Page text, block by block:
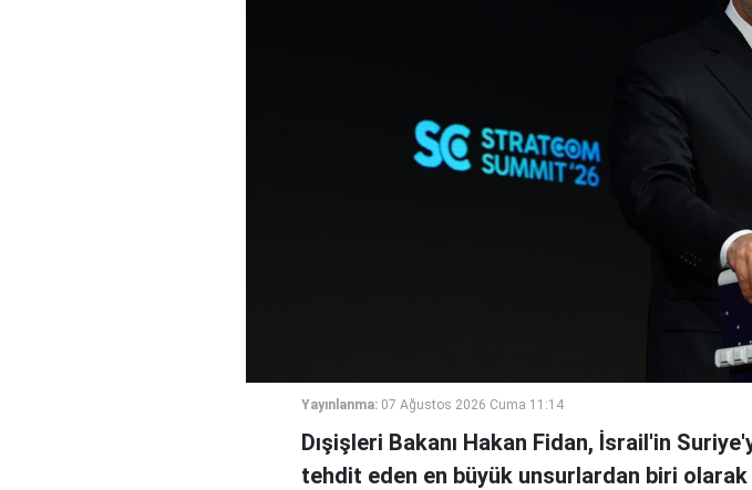
Yayınlanma: 07 Ağustos 2026 Cuma 11:14
Dışişleri Bakanı Hakan Fidan, İsrail'in
tehdit eden en büyük unsurlardan biri